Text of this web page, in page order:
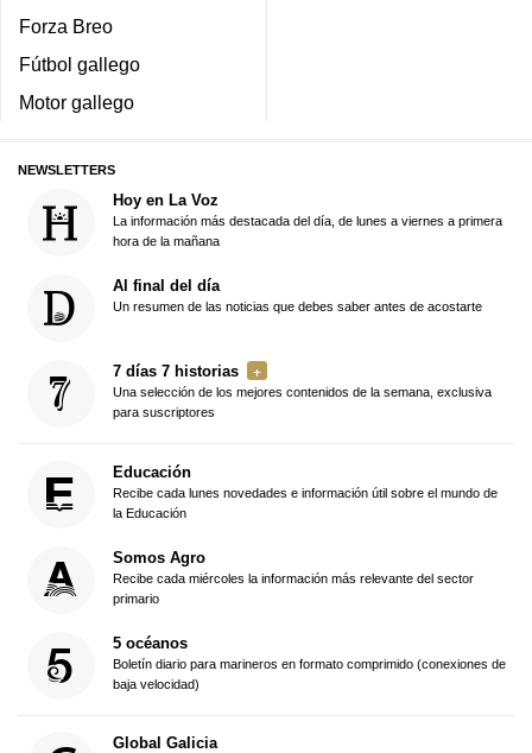
Forza Breo
Fútbol gallego
Motor gallego
NEWSLETTERS
Hoy en La Voz
La información más destacada del día, de lunes a viernes a primera
hora de la mañana
Al final del día
Un resumen de las noticias que debes saber antes de acostarte
7 días 7 historias
Una selección de los mejores contenidos de la semana, exclusiva
para suscriptores
Educación
Recibe cada lunes novedades e información útil sobre el mundo de
la Educación
Somos Agro
Recibe cada miércoles la información más relevante del sector
primario
5 océanos
Boletín diario para marineros en formato comprimido (conexiones de
baja velocidad)
Global Galicia